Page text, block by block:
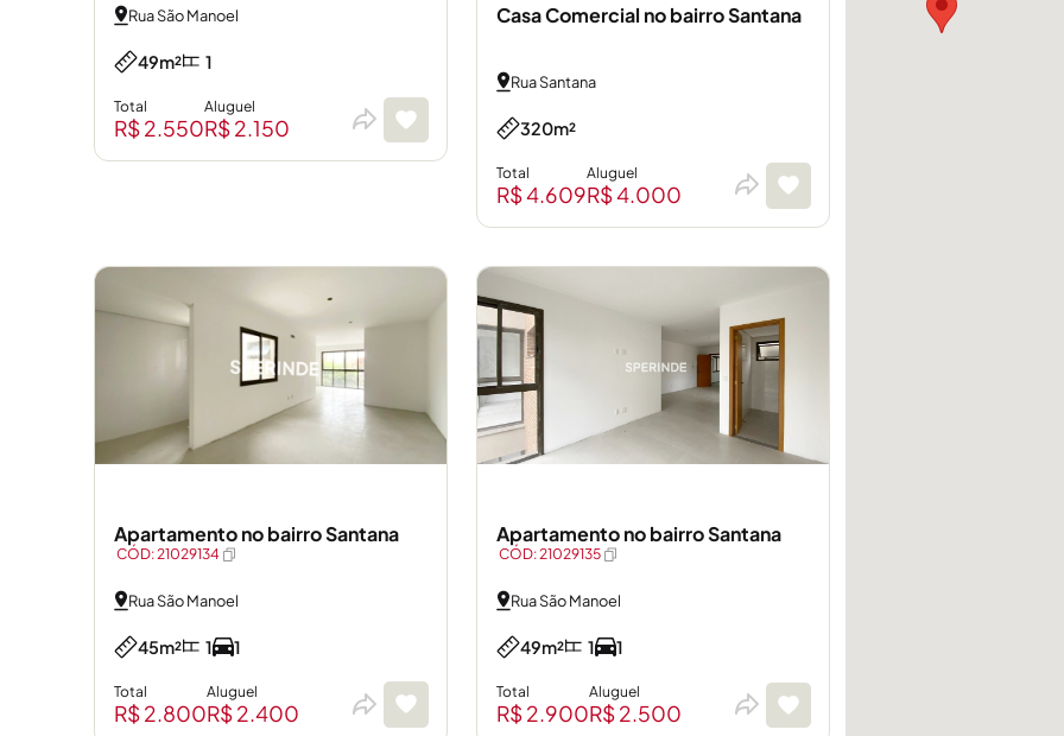
Rua São Manoel
49m² 1
Total
R$ 2.550
Aluguel
R$ 2.150
Casa Comercial no bairro Santana
Rua Santana
320m²
Total
R$ 4.609
Aluguel
R$ 4.000
Apartamento no bairro Santana
Rua São Manoel
45m² 1 1
Total
R$ 2.800
Aluguel
R$ 2.400
CÓD: 21029134
Apartamento no bairro Santana
Rua São Manoel
49m² 1 1
Total
R$ 2.900
Aluguel
R$ 2.500
CÓD: 21029135